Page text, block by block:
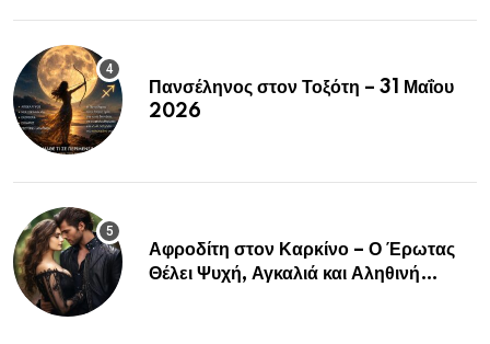
Πανσέληνος στον Τοξότη – 31 Μαΐου
2026
Αφροδίτη στον Καρκίνο – Ο Έρωτας
Θέλει Ψυχή, Αγκαλιά και Αληθινή